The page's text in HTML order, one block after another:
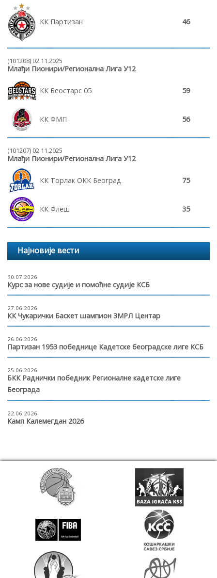
КК Партизан 46
(101208) 02.11.2025
Млађи Пионири/Регионална Лига У12
КК Беостарс 05 59
КК ФМП 56
(101207) 02.11.2025
Млађи Пионири/Регионална Лига У12
КК Торлак ОКК Београд 75
КК Флеш 35
Најновије вести
30.07.2026
Курс за нове судије и помоћне судије КСБ
27.06.2026
КК Чукарички Баскет шампион 3МРЛ Центар
26.06.2026
Партизан 1953 победнице Кадетске београдске лиге КСБ
25.06.2026
БКК Раднички победник Регионалне кадетске лиге
Београда
22.06.2026
Камп Калемегдан 2026